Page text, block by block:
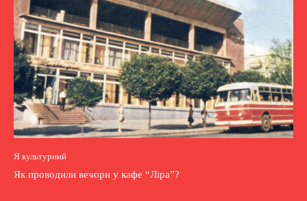
Я культурний
Як проводили вечори у кафе “Ліра”?